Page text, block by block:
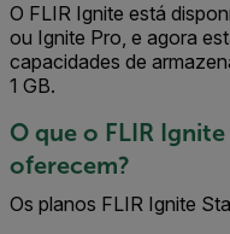
O FLIR Ignite está
ou Ignite Pro, e agora
capacidades de
1 GB.
O que o FLIR
oferecem?
Os planos FLIR Ignite